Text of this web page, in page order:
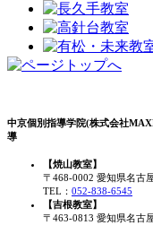
中京個別指導学院(株式会社
導
【焼山教室】
〒468-0002 愛知県名古
TEL： 052-838-6545
【吉根教室】
〒463-0813 愛知県名古